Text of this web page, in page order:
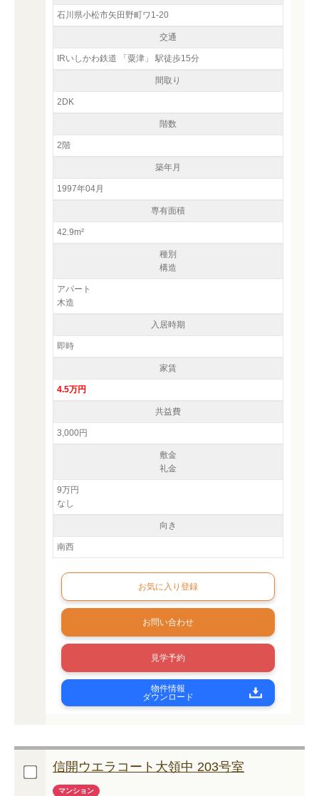
石川県小松市矢田野町ワ1-20
交通
IRいしかわ鉄道 「粟津」 駅徒歩15分
間取り
2DK
階数
2階
築年月
1997年04月
専有面積
42.9m²
種別
構造
アパート
木造
入居時期
即時
家賃
4.5万円
共益費
3,000円
敷金
礼金
9万円
なし
向き
南西
お問い合わせ
見学予約
物件情報
ダウンロード
信開ウエラコート大領中 203号室
マンション